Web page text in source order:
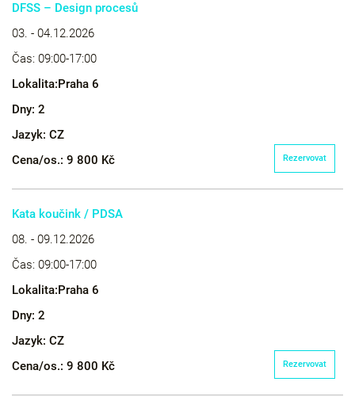
DFSS – Design procesů
03. - 04.12.2026
Čas: 09:00-17:00
Lokalita:Praha 6
Dny: 2
Jazyk: CZ
Cena/os.: 9 800 Kč Rezervovat
Kata koučink / PDSA
08. - 09.12.2026
Čas: 09:00-17:00
Lokalita:Praha 6
Dny: 2
Jazyk: CZ
Cena/os.: 9 800 Kč Rezervovat